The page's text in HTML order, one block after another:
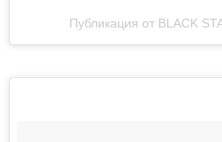
Публикация от BLACK